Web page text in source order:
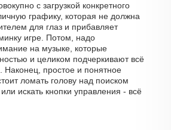
с загрузкой конкретного
графику, которая не должна
для глаз и прибавляет
игре. Потом, надо
на музыке, которые
и целиком подчеркивают всё
Наконец, простое и понятное
ломать голову над поиском
искать кнопки управления - всё